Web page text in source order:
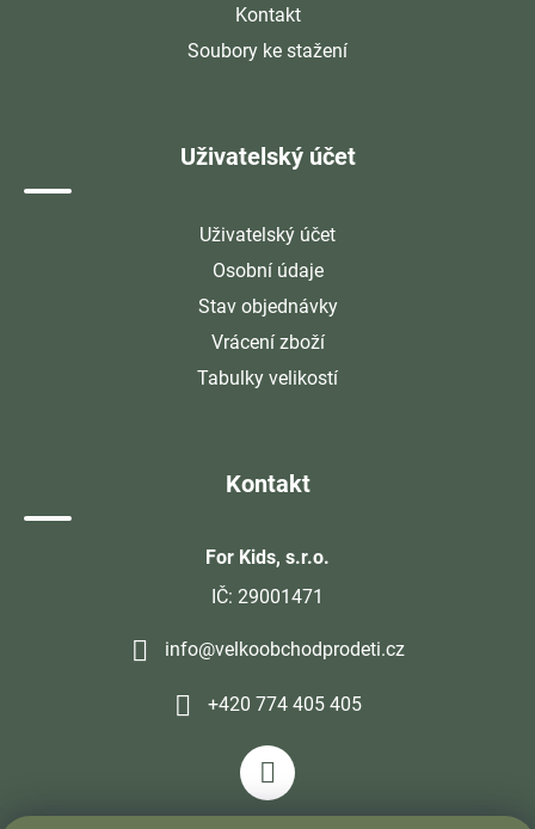
Kontakt
Soubory ke stažení
Uživatelský účet
Uživatelský účet
Osobní údaje
Stav objednávky
Vrácení zboží
Tabulky velikostí
Kontakt
For Kids, s.r.o.
IČ: 29001471
info@velkoobchodprodeti.cz
+420 774 405 405